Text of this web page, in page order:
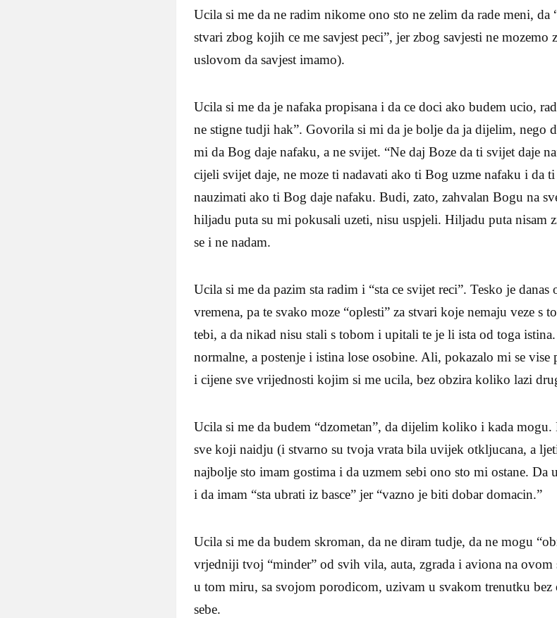
Ucila si me da ne radim nikome ono sto ne zelim da rade meni, da
stvari zbog kojih ce me savjest peci”, jer zbog savjesti ne mozemo
uslovom da savjest imamo).
Ucila si me da je nafaka propisana i da ce doci ako budem ucio,
ne stigne tudji hak”. Govorila si mi da je bolje da ja dijelim, nego
mi da Bog daje nafaku, a ne svijet. “Ne daj Boze da ti svijet daje
cijeli svijet daje, ne moze ti nadavati ako ti Bog uzme nafaku i da
nauzimati ako ti Bog daje nafaku. Budi, zato, zahvalan Bogu na
hiljadu puta su mi pokusali uzeti, nisu uspjeli. Hiljadu puta nisam
se i ne nadam.
Ucila si me da pazim sta radim i “sta ce svijet reci”. Tesko je danas
vremena, pa te svako moze “oplesti” za stvari koje nemaju veze s
tebi, a da nikad nisu stali s tobom i upitali te je li ista od toga
normalne, a postenje i istina lose osobine. Ali, pokazalo mi se
i cijene sve vrijednosti kojim si me ucila, bez obzira koliko lazi
Ucila si me da budem “dzometan”, da dijelim koliko i kada
sve koji naidju (i stvarno su tvoja vrata bila uvijek otkljucana, a
najbolje sto imam gostima i da uzmem sebi ono sto mi ostane.
i da imam “sta ubrati iz basce” jer “vazno je biti dobar domacin.”
Ucila si me da budem skroman, da ne diram tudje, da ne mogu
vrjedniji tvoj “minder” od svih vila, auta, zgrada i aviona na
u tom miru, sa svojom porodicom, uzivam u svakom trenutku bez
sebe.